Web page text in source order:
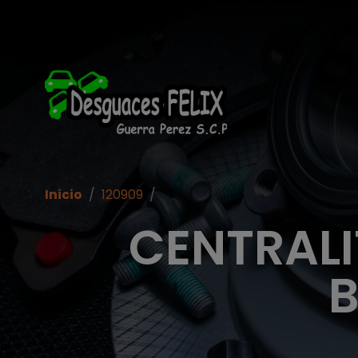
Inicio / 120909 /